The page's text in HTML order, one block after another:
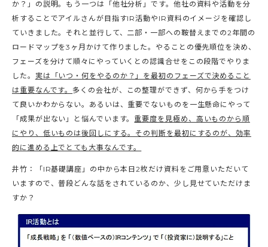
か？」の説明。もう一つは「他社分析」です。他社の資料や活動を分
析することでアイルさんが目指すIR活動やIR資料のイメージを確認し
ていきました。それと並行して、二部・一部への鞍替えまでの2年間の
ロードマップを3ヶ月かけて作りました。やることの優先順位を決め、
フェーズを分けて順々にやっていくとの認識合せをこの段階でやりま
した。 実は「いつ・何をやるのか？」を最初のフェーズで決めること
は重要なんです。多くの会社が、この整理ができず、何から手をつけ
て良いかわからない。あるいは、重要でないものを一生懸命にやって
「成果が出ない」と悩んでいます。 重要度を見極め、高いものから順
にやり、低いものは後回しにする。その判断を最初にするのが、効率
的に進める上でとても大事なんです。
井竹：「IR基礎講座」の中から本日2枚だけ資料をご用意いただいて
いますので、普段どんな話をされているのか、少し見せていただけま
すか？